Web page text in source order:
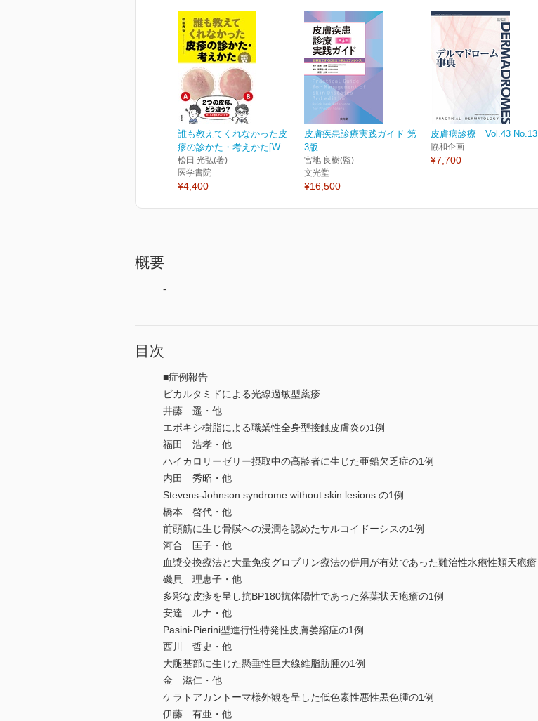
誰も教えてくれなかった皮
疹の診かた・考えかた[W...
松田 光弘(著)
医学書院
¥4,400
皮膚疾患診療実践ガイド 第
3版
宮地 良樹(監)
文光堂
¥16,500
皮膚病診療 Vol.43 No.13
協和企画
¥7,700
概要
-
目次
■症例報告
ビカルタミドによる光線過敏型薬疹
井藤 遥・他
エポキシ樹脂による職業性全身型接触皮膚炎の1例
福田 浩孝・他
ハイカロリーゼリー摂取中の高齢者に生じた亜鉛欠乏症の1例
内田 秀昭・他
Stevens-Johnson syndrome without skin lesions の1例
橋本 啓代・他
前頭筋に生じ骨膜への浸潤を認めたサルコイドーシスの1例
河合 匡子・他
血漿交換療法と大量免疫グロブリン療法の併用が有効であった難治性水疱性類天疱瘡
磯貝 理恵子・他
多彩な皮疹を呈し抗BP180抗体陽性であった落葉状天疱瘡の1例
安達 ルナ・他
Pasini-Pierini型進行性特発性皮膚萎縮症の1例
西川 哲史・他
大腿基部に生じた懸垂性巨大線維脂肪腫の1例
金 滋仁・他
ケラトアカントーマ様外観を呈した低色素性悪性黒色腫の1例
伊藤 有亜・他